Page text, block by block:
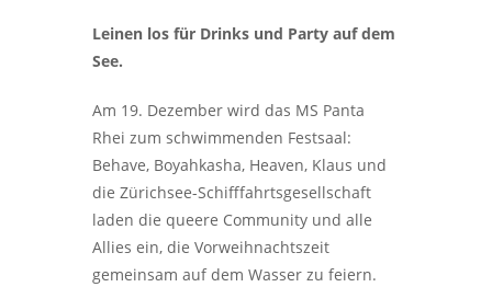
Leinen los für Drinks und Party auf dem
See.
Am 19. Dezember wird das MS Panta
Rhei zum schwimmenden Festsaal:
Behave, Boyahkasha, Heaven, Klaus und
die Zürichsee-Schifffahrtsgesellschaft
laden die queere Community und alle
Allies ein, die Vorweihnachtszeit
gemeinsam auf dem Wasser zu feiern.